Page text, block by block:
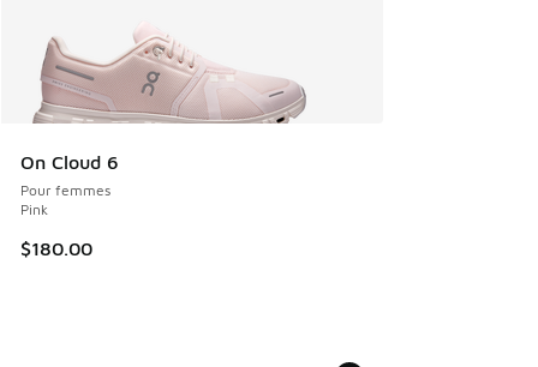
On Cloud 6
Pour femmes
Pink
$180.00